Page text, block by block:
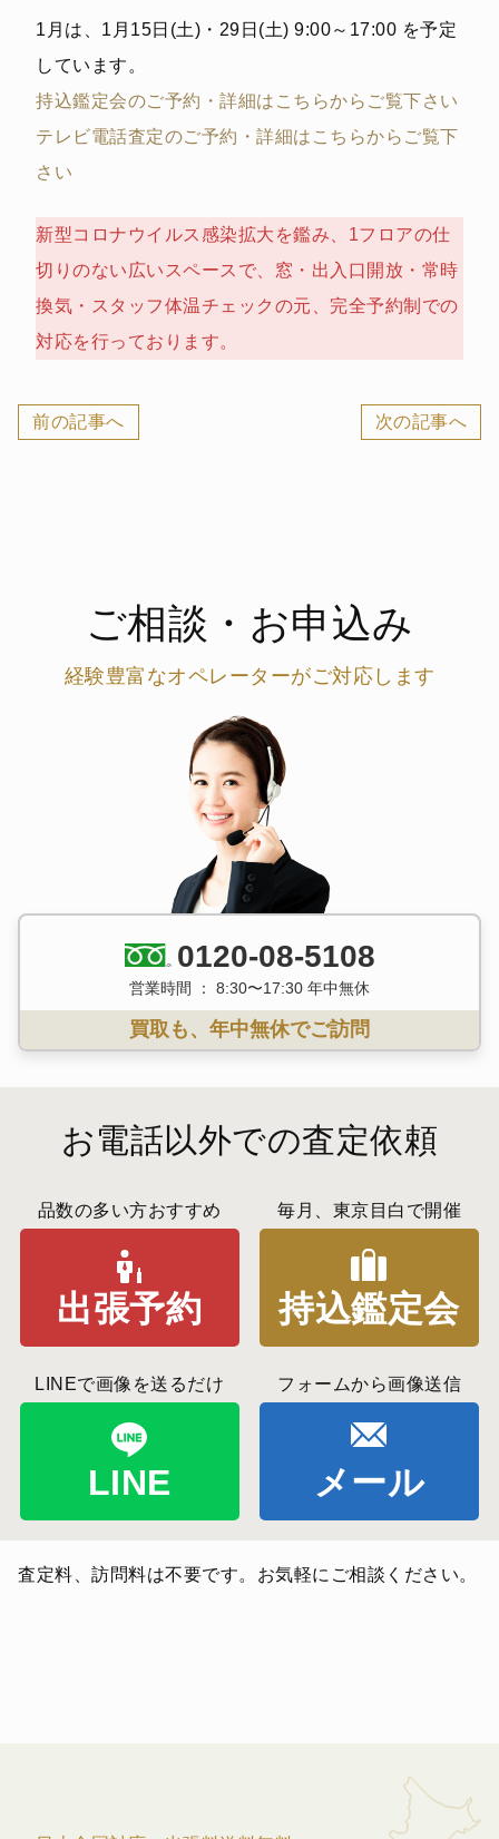
1月は、1月15日(土)・29日(土) 9:00～17:00 を予定
しています。
持込鑑定会のご予約・詳細はこちらからご覧下さい
テレビ電話査定のご予約・詳細はこちらからご覧下
さい
新型コロナウイルス感染拡大を鑑み、1フロアの仕
切りのない広いスペースで、窓・出入口開放・常時
換気・スタッフ体温チェックの元、完全予約制での
対応を行っております。
前の記事へ 次の記事へ
ご相談・お申込み
経験豊富なオペレーターがご対応します
0120-08-5108
営業時間 ： 8:30〜17:30 年中無休
買取も、年中無休でご訪問
お電話以外での査定依頼
品数の多い方おすすめ
出張予約
毎月、東京目白で開催
持込鑑定会
LINEで画像を送るだけ
LINE
フォームから画像送信
メール
査定料、訪問料は不要です。お気軽にご相談ください。